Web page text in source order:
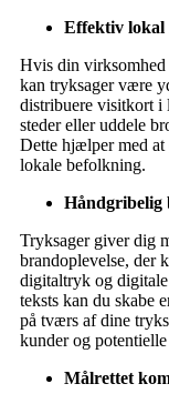
Effektiv lokal
Hvis din virksomhed
kan tryksager være
distribuere visitkort i
steder eller uddele
Dette hjælper med at
lokale befolkning.
Håndgribelig
Tryksager giver dig
brandoplevelse, der
digitaltryk og
teksts kan du skabe
på tværs af dine
kunder og
Målrettet